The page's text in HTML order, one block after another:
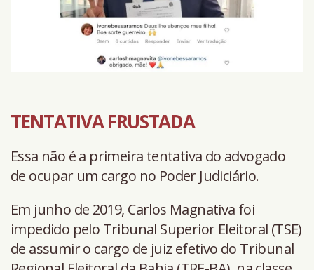
TENTATIVA FRUSTADA
Essa não é a primeira tentativa do advogado
de ocupar um cargo no Poder Judiciário.
Em junho de 2019, Carlos Magnativa foi
impedido pelo Tribunal Superior Eleitoral (TSE)
de assumir o cargo de juiz efetivo do Tribunal